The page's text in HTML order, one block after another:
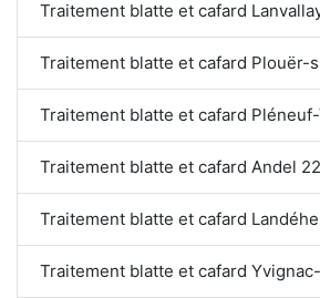
Traitement blatte et cafard
Traitement blatte et cafard Plouër-
Traitement blatte et cafard
Traitement blatte et cafard Andel
Traitement blatte et cafard
Traitement blatte et cafard